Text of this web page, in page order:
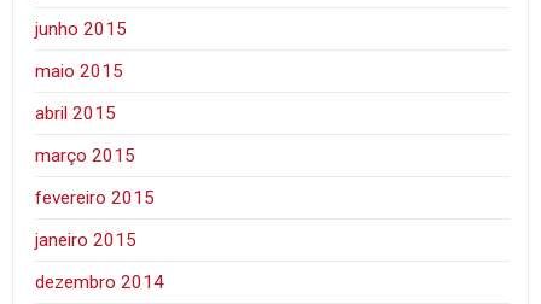
junho 2015
maio 2015
abril 2015
março 2015
fevereiro 2015
janeiro 2015
dezembro 2014